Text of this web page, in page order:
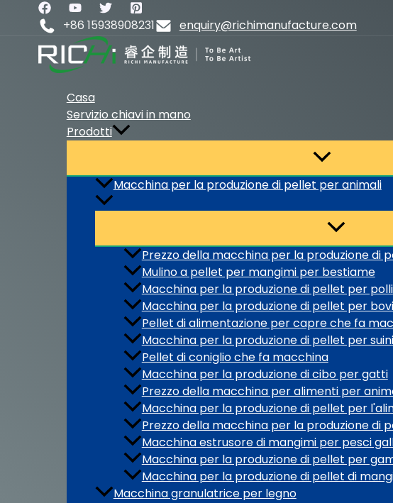
contenuto
+86 15938908231 enquiry@richimanufacture.com
Casa
Servizio chiavi in mano
Prodotti
Macchina per la produzione di pellet per animali
Prezzo della macchina per la produzione di
Mulino a pellet per mangimi per bestiame
Macchina per la produzione di pellet per polli
Macchina per la produzione di pellet per
Pellet di alimentazione per capre che fa
Macchina per la produzione di pellet per suini
Pellet di coniglio che fa macchina
Macchina per la produzione di cibo per gatti
Prezzo della macchina per alimenti per
Macchina per la produzione di pellet per
Prezzo della macchina per la produzione di
Macchina estrusore di mangimi per pesci
Macchina per la produzione di pellet per
Macchina per la produzione di pellet di
Macchina granulatrice per legno